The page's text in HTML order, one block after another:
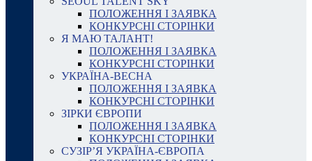
ПОЛОЖЕННЯ І ЗАЯВКА
КОНКУРСНІ СТОРІНКИ
Я МАЮ ТАЛАНТ!
ПОЛОЖЕННЯ І ЗАЯВКА
КОНКУРСНІ СТОРІНКИ
УКРАЇНА-ВЕСНА
ПОЛОЖЕННЯ І ЗАЯВКА
КОНКУРСНІ СТОРІНКИ
ЗІРКИ ЄВРОПИ
ПОЛОЖЕННЯ І ЗАЯВКА
КОНКУРСНІ СТОРІНКИ
СУЗІР’Я УКРАЇНА-ЄВРОПА